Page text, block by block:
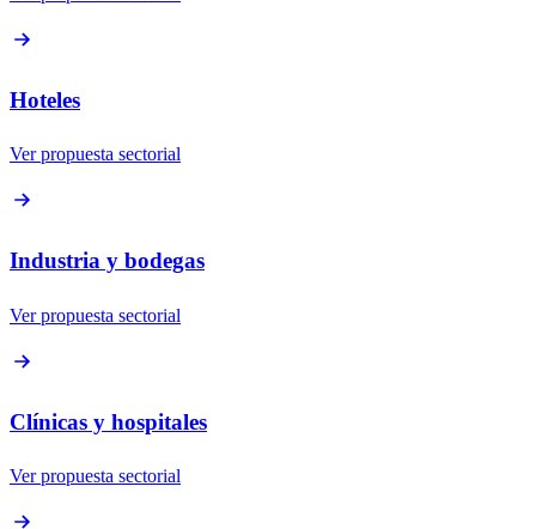
Hoteles
Ver propuesta sectorial
Industria y bodegas
Ver propuesta sectorial
Clínicas y hospitales
Ver propuesta sectorial